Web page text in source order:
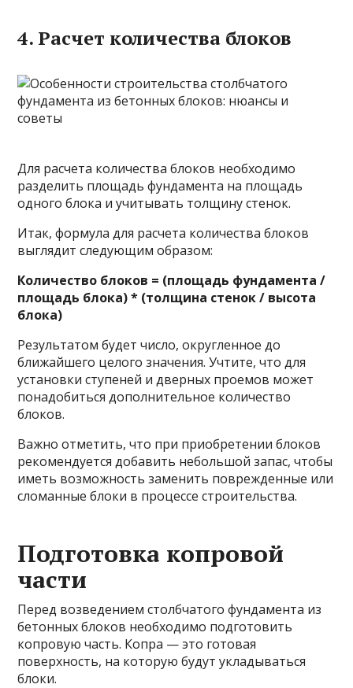
4. Расчет количества блоков
Для расчета количества блоков необходимо
разделить площадь фундамента на площадь
одного блока и учитывать толщину стенок.
Итак, формула для расчета количества блоков
выглядит следующим образом:
Количество блоков = (площадь фундамента /
площадь блока) * (толщина стенок / высота
блока)
Результатом будет число, округленное до
ближайшего целого значения. Учтите, что для
установки ступеней и дверных проемов может
понадобиться дополнительное количество
блоков.
Важно отметить, что при приобретении блоков
рекомендуется добавить небольшой запас, чтобы
иметь возможность заменить поврежденные или
сломанные блоки в процессе строительства.
Подготовка копровой
части
Перед возведением столбчатого фундамента из
бетонных блоков необходимо подготовить
копровую часть. Копра — это готовая
поверхность, на которую будут укладываться
блоки.